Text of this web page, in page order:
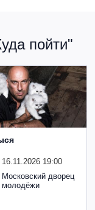
пойти"
16.11.2026 19:00
Московский дворец
молодёжи